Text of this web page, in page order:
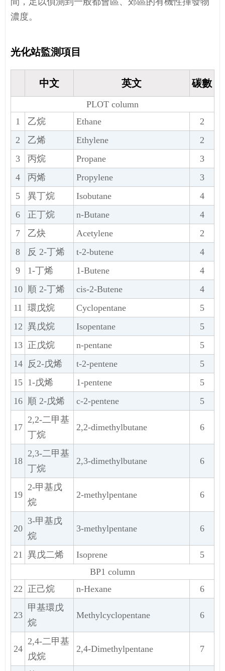
濃度。
光化站監測項目
中文 英文 碳數
PLOT column
1
乙烷 Ethane
2
2
乙烯 Ethylene
2
3
丙烷 Propane
3
4
丙烯 Propylene
3
5
異丁烷 Isobutane
4
6
正丁烷 n-Butane
4
7
乙炔 Acetylene
2
8
反 2-丁烯 t-2-butene
4
9
1-丁烯 1-Butene
4
10 順 2-丁烯 cis-2-Butene
4
11 環戊烷 Cyclopentane
5
12 異戊烷 Isopentane
5
13 正戊烷 n-pentane
5
14
反2-戊烯 t-2-pentene
5
15 1-戊烯 1-pentene
5
16 順 2-戊烯 c-2-pentene 5
17
2,2-二甲基
丁烷
2,2-dimethylbutane 6
18
2,3-二甲基
丁烷
2,3-dimethylbutane 6
19
2-甲基戊
烷
2-methylpentane 6
20
3-甲基戊
烷
3-methylpentane 6
21 異戊二烯 Isoprene
5
BP1 column
22 正己烷 n-Hexane 6
23
甲基環戊
烷
Methylcyclopentane 6
24
2,4-二甲基
戊烷
2,4-Dimethylpentane 7